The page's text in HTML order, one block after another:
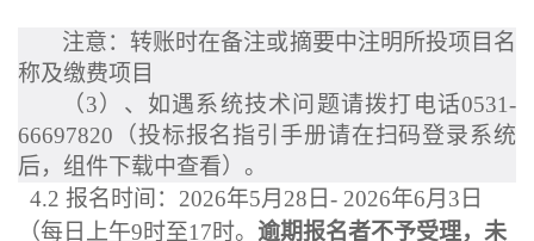
注意：转账时在备注或摘要中注明所投项目名
称及缴费项目
（3）、如遇系统技术问题请拨打电话0531-
66697820 （投标报名指引手册请在扫码登录系统
后，组件下载中查看）。
4.2 报名时间： 2026年5月 28 日- 2026年6月 3 日
（每日
上午9时至17时。 逾期报名者不予受理，未